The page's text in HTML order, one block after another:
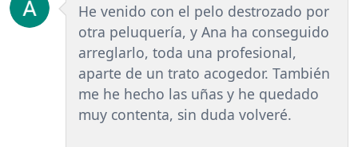
He venido con el pelo destrozado por
otra peluquería, y Ana ha conseguido
arreglarlo, toda una profesional,
aparte de un trato acogedor. También
me he hecho las uñas y he quedado
muy contenta, sin duda volveré.